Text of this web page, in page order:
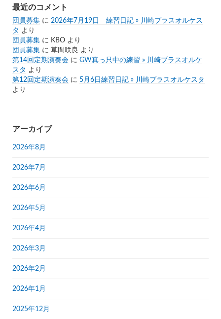
最近のコメント
団員募集 に 2026年7月19日 練習日記 » 川崎ブラスオルケス
タ より
団員募集 に KBO より
団員募集 に 草間咲良 より
第14回定期演奏会 に GW真っ只中の練習 » 川崎ブラスオルケ
スタ より
第12回定期演奏会 に 5月6日練習日記 » 川崎ブラスオルケスタ
より
アーカイブ
2026年8月
2026年7月
2026年6月
2026年5月
2026年4月
2026年3月
2026年2月
2026年1月
2025年12月